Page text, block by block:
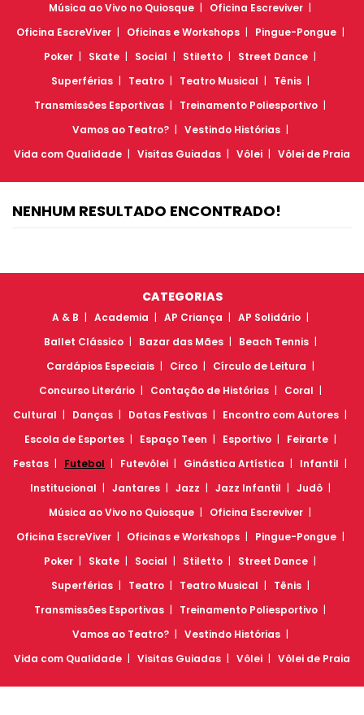
Música ao Vivo no Quiosque
Oficina Escreviver
Oficina EscreViver
Oficinas e Workshops
Pingue-Pongue
Poker
Skate Social Stiletto
Street Dance
Superférias
Teatro Teatro Musical
Tênis
Transmissões Esportivas
Treinamento Poliesportivo
Vamos ao Teatro?
Vestindo Histórias
Vida com Qualidade
Visitas Guiadas Vôlei Vôlei de Praia
NENHUM RESULTADO ENCONTRADO!
CATEGORIAS
A & B Academia AP Criança
AP Solidário
Ballet Clássico
Bazar das Mães
Beach Tennis
Cardápios Especiais
Circo
Círculo de Leitura
Concurso Literário
Contação de Histórias
Coral
Cultural
Danças Datas Festivas
Encontro com Autores
Escola de Esportes
Espaço Teen Esportivo
Feirarte
Festas
Futebol Futevôlei Ginástica Artística
Infantil
Institucional
Jantares Jazz Jazz Infantil
Judô
Música ao Vivo no Quiosque
Oficina Escreviver
Oficina EscreViver
Oficinas e Workshops
Pingue-Pongue
Poker
Skate Social Stiletto
Street Dance
Superférias
Teatro Teatro Musical
Tênis
Transmissões Esportivas
Treinamento Poliesportivo
Vamos ao Teatro?
Vestindo Histórias
Vida com Qualidade
Visitas Guiadas Vôlei Vôlei de Praia